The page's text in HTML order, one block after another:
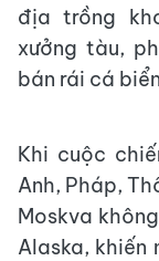
địa trồng
xưởng tàu,
bán rái cá
Khi cuộc
Anh, Pháp,
Moskva
Alaska, khiến